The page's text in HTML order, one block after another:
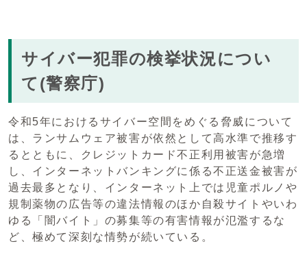
サイバー犯罪の検挙状況につい
て(警察庁)
令和5年におけるサイバー空間をめぐる脅威について
は、ランサムウェア被害が依然として高水準で推移す
るとともに、クレジットカード不正利用被害が急増
し、インターネットバンキングに係る不正送金被害が
過去最多となり、インターネット上では児童ポルノや
規制薬物の広告等の違法情報のほか自殺サイトやいわ
ゆる「闇バイト」の募集等の有害情報が氾濫するな
ど、極めて深刻な情勢が続いている。